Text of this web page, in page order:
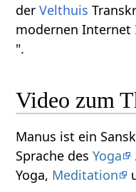
derVelthuis
modernen Internet
".
Video zum
Manus ist ein
Sprache desYoga
Yoga, Meditation